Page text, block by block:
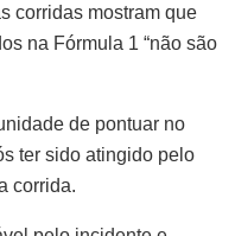
corridas mostram que
na Fórmula 1 “não são
de pontuar no
ter sido atingido pelo
corrida.